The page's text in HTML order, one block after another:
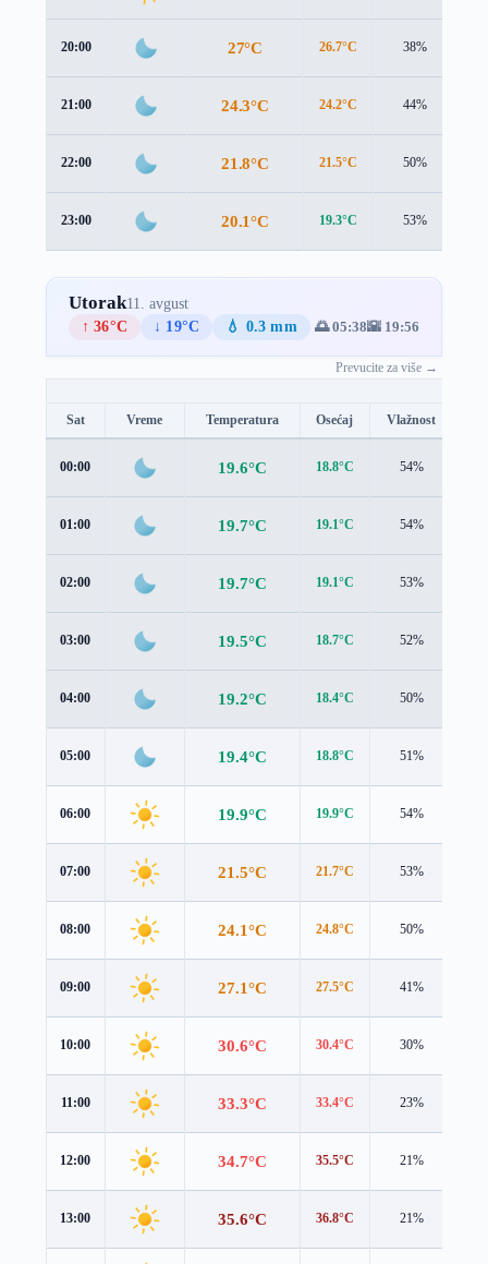
20:00 27°C 26.7°C 38%
21:00 24.3°C 24.2°C 44%
22:00 21.8°C 21.5°C 50%
23:00 20.1°C 19.3°C 53%
Utorak11. avgust
↑ 36°C
↓ 19°C 💧 0.3 mm 🌅 05:38🌇 19:56
Prevucite za više →
Sat Vreme Temperatura Osećaj Vlažnost
00:00 19.6°C 18.8°C 54%
01:00 19.7°C 19.1°C 54%
02:00 19.7°C 19.1°C 53%
03:00 19.5°C 18.7°C 52%
04:00 19.2°C 18.4°C 50%
05:00 19.4°C 18.8°C 51%
06:00 19.9°C 19.9°C 54%
07:00 21.5°C 21.7°C 53%
08:00 24.1°C 24.8°C 50%
09:00 27.1°C 27.5°C 41%
10:00 30.6°C 30.4°C 30%
11:00 33.3°C 33.4°C 23%
12:00 34.7°C 35.5°C 21%
13:00 35.6°C 36.8°C 21%